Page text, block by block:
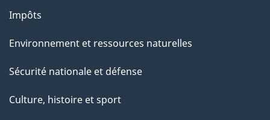
Impôts
Environnement et ressources naturelles
Sécurité nationale et défense
Culture, histoire et sport